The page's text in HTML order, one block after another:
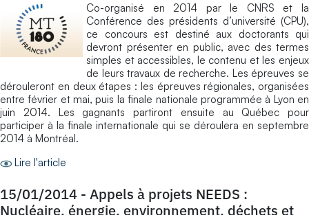
Co-organisé en 2014 par le CNRS et la
Conférence des présidents d’université (CPU),
ce concours est destiné aux doctorants qui
devront présenter en public, avec des termes
simples et accessibles, le contenu et les enjeux
de leurs travaux de recherche. Les épreuves se
dérouleront en deux étapes : les épreuves régionales, organisées
entre février et mai, puis la finale nationale programmée à Lyon en
juin 2014. Les gagnants partiront ensuite au Québec pour
participer à la finale internationale qui se déroulera en septembre
2014 à Montréal.
Lire l'article
15/01/2014 - Appels à projets NEEDS :
Nucléaire, énergie, environnement, déchets et